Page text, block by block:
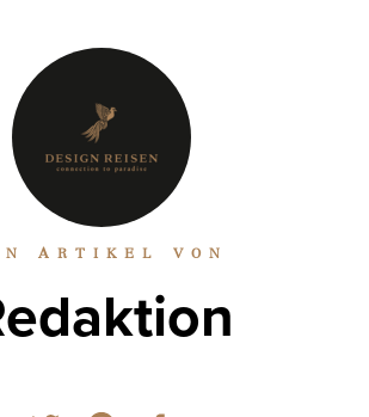
ARTIKEL VON